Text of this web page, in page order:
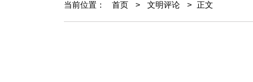
当前位置： 首页 > 文明评论 > 正文